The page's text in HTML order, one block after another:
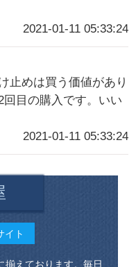
2021-01-11 05:33:24
止めは買う価値があり
目の購入です。いい
2021-01-11 05:33:24
イト
揃えております。毎日